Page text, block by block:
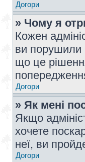
Догори
» Чому я
Кожен
ви порушили
що це
Догори
» Як мені
Якщо
хочете
неї, ви
Догори